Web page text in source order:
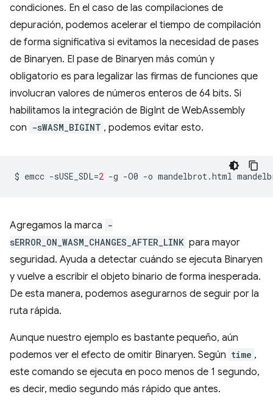
condiciones. En el caso de las compilaciones de
depuración, podemos acelerar el tiempo de compilación
de forma significativa si evitamos la necesidad de pases
de Binaryen. El pase de Binaryen más común y
obligatorio es para legalizar las firmas de funciones que
involucran valores de números enteros de 64 bits. Si
habilitamos la integración de BigInt de WebAssembly
con -sWASM_BIGINT , podemos evitar esto.
$ emcc -sUSE_SDL=2 -g -O0 -o mandelbrot.html
Agregamos la marca -
sERROR_ON_WASM_CHANGES_AFTER_LINK para mayor
seguridad. Ayuda a detectar cuándo se ejecuta Binaryen
y vuelve a escribir el objeto binario de forma inesperada.
De esta manera, podemos asegurarnos de seguir por la
ruta rápida.
Aunque nuestro ejemplo es bastante pequeño, aún
podemos ver el efecto de omitir Binaryen. Según time ,
este comando se ejecuta en poco menos de 1 segundo,
es decir, medio segundo más rápido que antes.